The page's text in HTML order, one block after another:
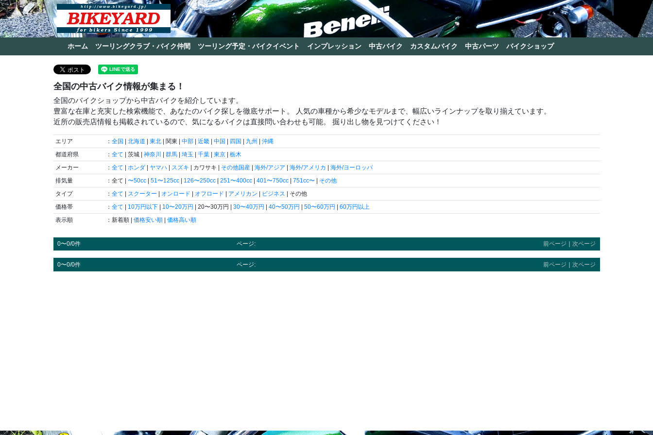
ホーム ツーリングクラブ・バイク仲間 ツーリング予定・バイクイベント インプレッション 中古バイク カスタムバイク 中古パーツ バイクショップ
全国の中古バイク情報が集まる！
全国のバイクショップから中古バイクを紹介しています。
豊富な在庫と充実した検索機能で、あなたのバイク探しを徹底サポート。 人気の車種から希少なモデルまで、幅広いラインナップを取り揃えています。
近所の販売店情報も掲載されているので、気になるバイクは直接問い合わせも可能。 掘り出し物を見つけてください！
エリア ： 全国 北海道 東北 | 関東 | 中部 近畿 中国 四国 九州
沖縄
都道府県
： 全て | 茨城 | 神奈川 群馬 埼玉 千葉 東京
栃木
メーカー
： 全て ホンダ ヤマハ スズキ | カワサキ | その他国産 海外/アジア 海外/アメリカ
海外/ヨーロッパ
排気量
：全て | 〜50cc 51〜125cc 126〜250cc 251〜400cc 401〜750cc 751cc〜
その他
タイプ
： 全て スクーター オンロード オフロード アメリカン ビジネス | その他
価格帯
： 全て 10万円以下 10〜20万円 | 20〜30万円 | 30〜40万円 40〜50万円 50〜60万円
60万円以上
表示順
：新着順 | 価格安い順 価格高い順
0〜0/0件 ページ: 前ページ 次ページ
0〜0/0件 ページ: 前ページ ｜ 次ページ